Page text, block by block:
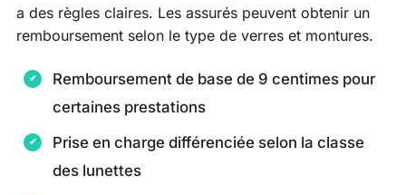
a des règles claires. Les assurés peuvent obtenir un
remboursement selon le type de verres et montures.
Remboursement de base de 9 centimes pour
certaines prestations
Prise en charge différenciée selon la classe
des lunettes